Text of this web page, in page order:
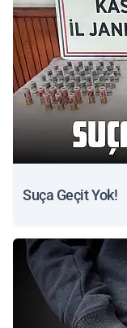
Suça Geçit Yok!